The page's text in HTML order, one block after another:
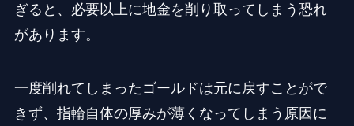
ぎると、必要以上に地金を削り取ってしまう恐れ
があります。
一度削れてしまったゴールドは元に戻すことがで
きず、指輪自体の厚みが薄くなってしまう原因に